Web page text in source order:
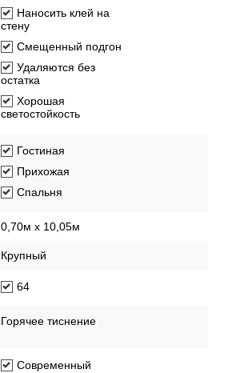
Наносить клей на
стену
Смещенный подгон
Удаляются без
остатка
Хорошая
светостойкость
Гостиная
Прихожая
Спальня
0,70м x 10,05м
Крупный
64
Горячее тиснение
Современный